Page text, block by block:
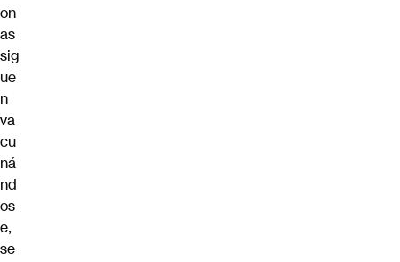
on
as
sig
ue
n
va
cu
ná
nd
os
e,
se